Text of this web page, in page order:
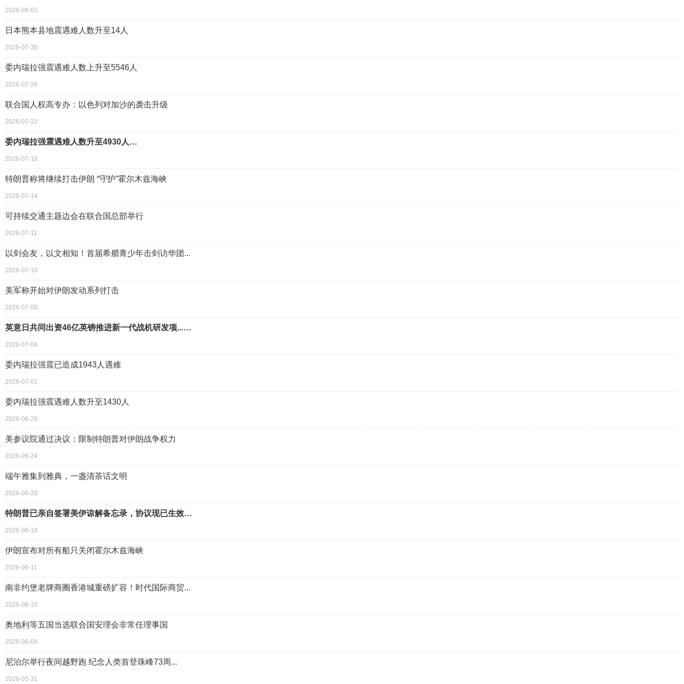
2026-08-03
日本熊本县地震遇难人数升至14人
2026-07-30
委内瑞拉强震遇难人数上升至5546人
2026-07-26
联合国人权高专办：以色列对加沙的袭击升级
2026-07-22
委内瑞拉强震遇难人数升至4930人…
2026-07-18
特朗普称将继续打击伊朗 “守护”霍尔木兹海峡
2026-07-14
可持续交通主题边会在联合国总部举行
2026-07-11
以剑会友，以文相知！首届希腊青少年击剑访华团...
2026-07-10
美军称开始对伊朗发动系列打击
2026-07-08
英意日共同出资46亿英镑推进新一代战机研发项...…
2026-07-04
委内瑞拉强震已造成1943人遇难
2026-07-01
委内瑞拉强震遇难人数升至1430人
2026-06-28
美参议院通过决议：限制特朗普对伊朗战争权力
2026-06-24
端午雅集到雅典，一盏清茶话文明
2026-06-20
特朗普已亲自签署美伊谅解备忘录，协议现已生效…
2026-06-18
伊朗宣布对所有船只关闭霍尔木兹海峡
2026-06-11
南非约堡老牌商圈香港城重磅扩容！时代国际商贸...
2026-06-10
奥地利等五国当选联合国安理会非常任理事国
2026-06-04
尼泊尔举行夜间越野跑 纪念人类首登珠峰73周...
2026-05-31